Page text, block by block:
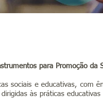
strumentos para Promoção da
sociais e educativas, com
às práticas